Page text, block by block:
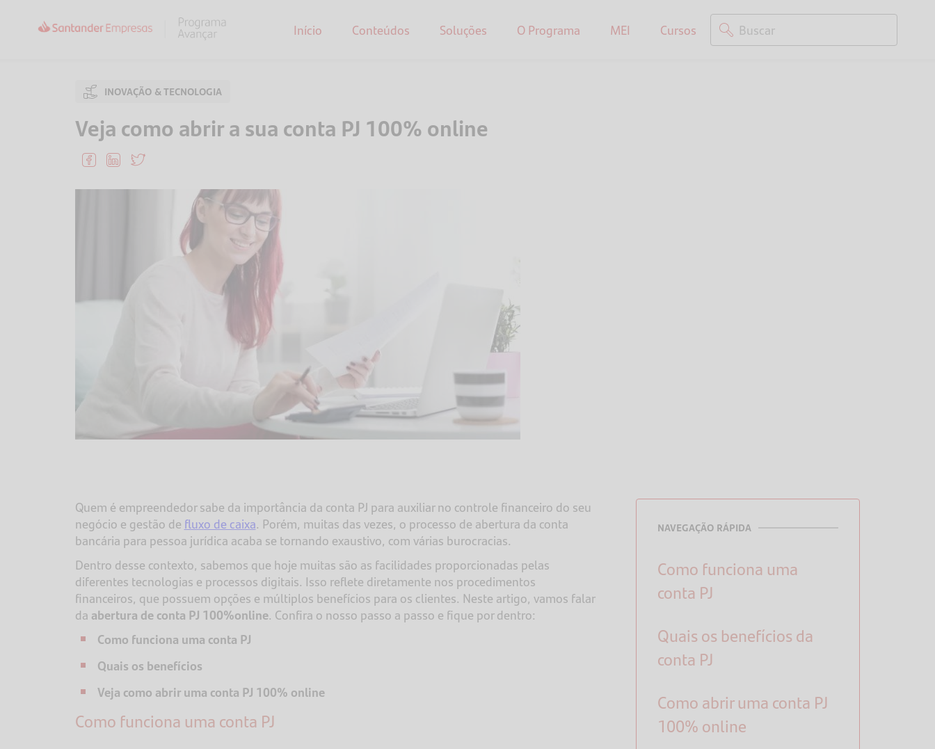
Início Conteúdos Soluções O Programa MEI Cursos
INOVAÇÃO & TECNOLOGIA
Veja como abrir a sua conta PJ 100% online
Quem é empreendedor sabe da importância da conta PJ para auxiliar no controle financeiro do seu
negócio e gestão de fluxo de caixa. Porém, muitas das vezes, o processo de abertura da conta
bancária para pessoa jurídica acaba se tornando exaustivo, com várias burocracias.
Dentro desse contexto, sabemos que hoje muitas são as facilidades proporcionadas pelas
diferentes tecnologias e processos digitais. Isso reflete diretamente nos procedimentos
financeiros, que possuem opções e múltiplos benefícios para os clientes. Neste artigo, vamos falar
da abertura de conta PJ 100%online. Confira o nosso passo a passo e fique por dentro:
Como funciona uma conta PJ
Quais os benefícios
Veja como abrir uma conta PJ 100% online
Como funciona uma conta PJ
NAVEGAÇÃO RÁPIDA
Como funciona uma
conta PJ
Quais os benefícios da
conta PJ
Como abrir uma conta PJ
100% online